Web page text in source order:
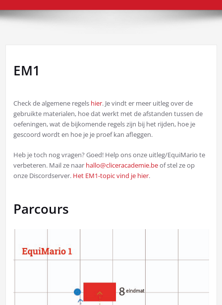
EM1
Check de algemene regels hier. Je vindt er meer uitleg over de
gebruikte materialen, hoe dat werkt met de afstanden tussen de
oefeningen, wat de bijkomende regels zijn bij het rijden, hoe je
gescoord wordt en hoe je je proef kan afleggen.
Heb je toch nog vragen? Goed! Help ons onze uitleg/EquiMario te
verbeteren. Mail ze naar hallo@cliceracademie.beof stel ze op
onze Discordserver. Het EM1-topic vind je hier.
Parcours